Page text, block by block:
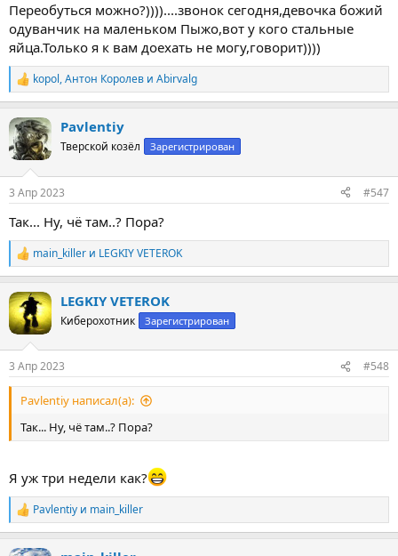
Переобуться можно?))))....звонок сегодня,девочка божий
одуванчик на маленьком Пыжо,вот у кого стальные
яйца.Только я к вам доехать не могу,говорит))))
Р
е
к
ц
и
kopol,Антон Королев и Abirvalg
Pavlentiy
Тверской козёл Зарегистрирован
3 Апр 2023 #547
Так... Ну, чë там..? Пора?
Р
е
к
ц
и
main_killer и LEGKIY VETEROK
LEGKIY VETEROK
Киберохотник Зарегистрирован
3 Апр 2023 #548
Pavlentiy написал(а):
Так... Ну, чë там..? Пора?
Я уж три недели как?
Р
е
Pavlentiy и main_killer